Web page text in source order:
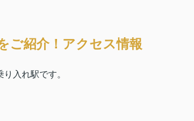
ご紹介！アクセス情報
入れ駅です。